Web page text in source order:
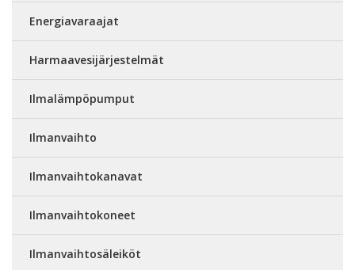
Energiavaraajat
Harmaavesijärjestelmät
Ilmalämpöpumput
Ilmanvaihto
Ilmanvaihtokanavat
Ilmanvaihtokoneet
Ilmanvaihtosäleiköt